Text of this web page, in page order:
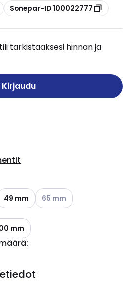
Kopioi
Sonepar-ID 100022777
tarkistaaksesi hinnan ja
Kirjaudu
vaihtoehdot
olevat vaihtoehdot
49 mm Katso käytettävissä
65 mm
vaihtoehdot
olevat vaihtoehdot
mm
:
vaihtoehdot